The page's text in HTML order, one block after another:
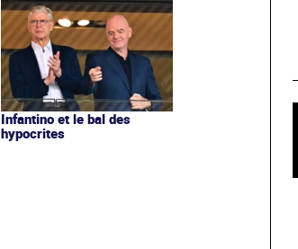
Infantino et le bal des
hypocrites